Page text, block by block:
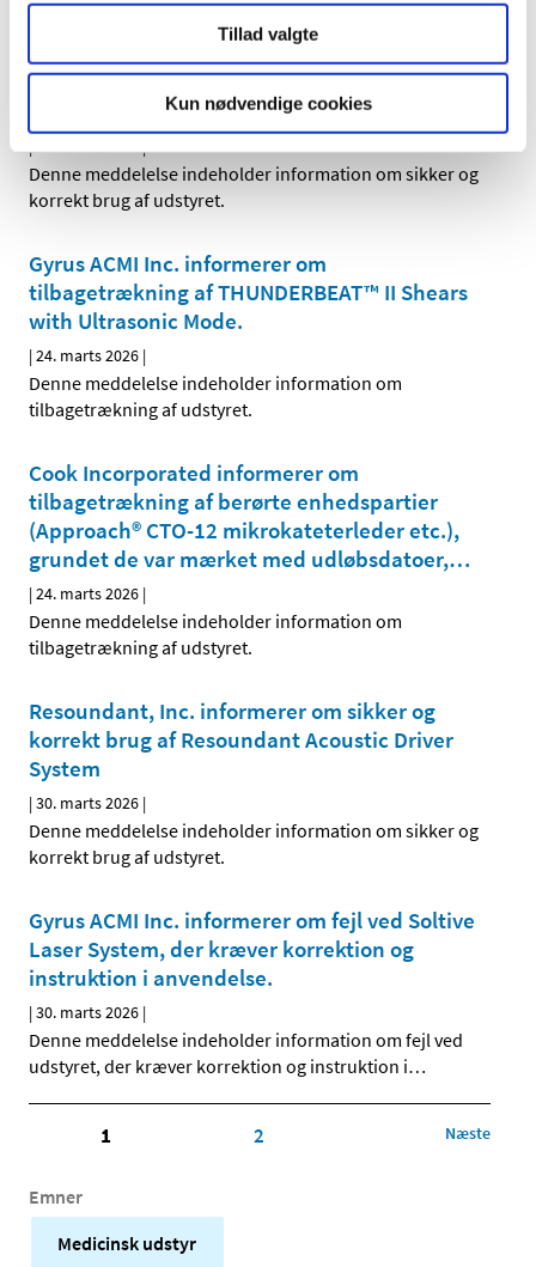
Tillad valgte
Kun nødvendige cookies
Biosense Webster Inc. informerer om sikker og
korrekt brug af Dual Energy THERMOCOOL
SMARTTOUCH™ SF Bi-Direction.
Denne meddelelse indeholder information om sikker og
korrekt brug af udstyret.
Gyrus ACMI Inc. informerer om
tilbagetrækning af THUNDERBEAT™ II Shears
with Ultrasonic Mode.
|24. marts 2026 |
Denne meddelelse indeholder information om
tilbagetrækning af udstyret.
Cook Incorporated informerer om
tilbagetrækning af berørte enhedspartier
(Approach® CTO-12 mikrokateterleder etc.),
grundet de var mærket med udløbsdatoer,…
|24. marts 2026 |
Denne meddelelse indeholder information om
tilbagetrækning af udstyret.
Resoundant, Inc. informerer om sikker og
korrekt brug af Resoundant Acoustic Driver
System
|30. marts 2026 |
Denne meddelelse indeholder information om sikker og
korrekt brug af udstyret.
Gyrus ACMI Inc. informerer om fejl ved Soltive
Laser System, der kræver korrektion og
instruktion i anvendelse.
|30. marts 2026 |
Denne meddelelse indeholder information om fejl ved
udstyret, der kræver korrektion og instruktion i…
1 2 Næste
Emner
Medicinsk udstyr